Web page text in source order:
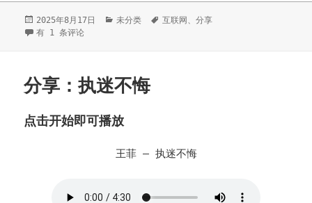
发
布
2025年8月17日
分
未分类
标
互联网 、分享
TriliumNext个性化批量转换数据
有 1 条评论
分享：执迷不悔
点击开始即可播放
王菲 – 执迷不悔